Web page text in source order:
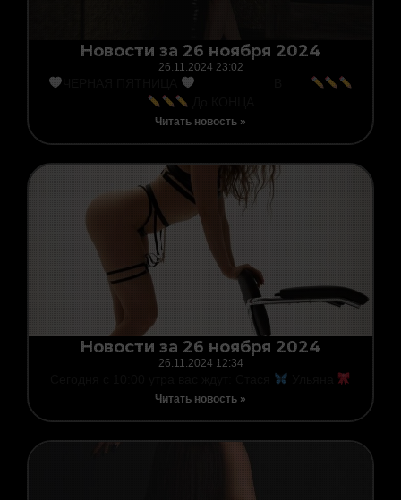
Новости за 26 ноября 2024
26.11.2024 23:02
Читать новость »
Новости за 26 ноября 2024
26.11.2024 12:34
Читать новость »